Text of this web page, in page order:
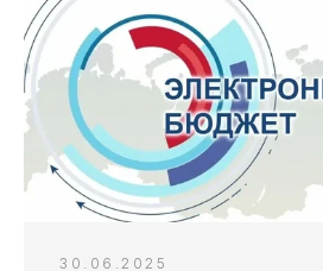
30.06.2025
Заказать звонок
Наши публикации
в онлайн-изданиях